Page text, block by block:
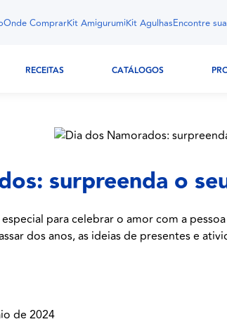
Onde ComprarKit AmigurumiKit AgulhasEncontre
RECEITAS CATÁLOGOS
surpreenda o
para celebrar o amor com a
dos anos, as ideias de presentes e
de 2024